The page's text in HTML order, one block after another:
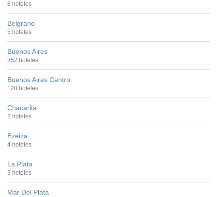
8 hoteles
Belgrano
5 hoteles
Buenos Aires
352 hoteles
Buenos Aires Centro
128 hoteles
Chacarita
2 hoteles
Ezeiza
4 hoteles
La Plata
3 hoteles
Mar Del Plata